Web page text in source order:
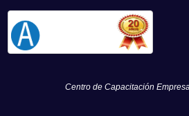
Centro de Capacitación